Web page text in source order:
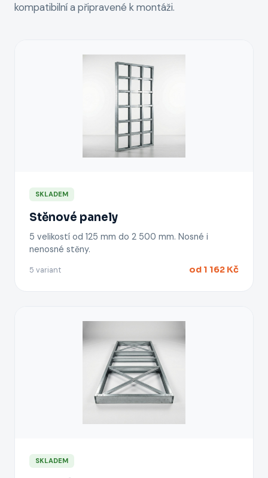
kompatibilní a připravené k montáži.
SKLADEM
Stěnové panely
5 velikostí od 125 mm do 2 500 mm. Nosné i
nenosné stěny.
5 variant od 1 162 Kč
SKLADEM